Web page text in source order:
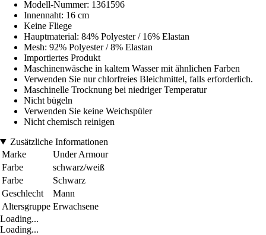
Modell-Nummer: 1361596
Innennaht: 16 cm
Keine Fliege
Hauptmaterial: 84% Polyester / 16% Elastan
Mesh: 92% Polyester / 8% Elastan
Importiertes Produkt
Maschinenwäsche in kaltem Wasser mit ähnlichen Farben
Verwenden Sie nur chlorfreies Bleichmittel, falls erforderlich.
Maschinelle Trocknung bei niedriger Temperatur
Nicht bügeln
Verwenden Sie keine Weichspüler
Nicht chemisch reinigen
Zusätzliche Informationen
Marke
Under Armour
Farbe
schwarz/weiß
Farbe
Schwarz
Geschlecht
Mann
Altersgruppe Erwachsene
Loading...
Loading...